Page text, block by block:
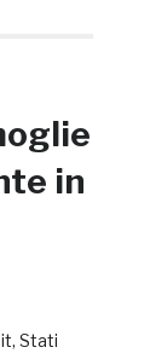
in
Stati